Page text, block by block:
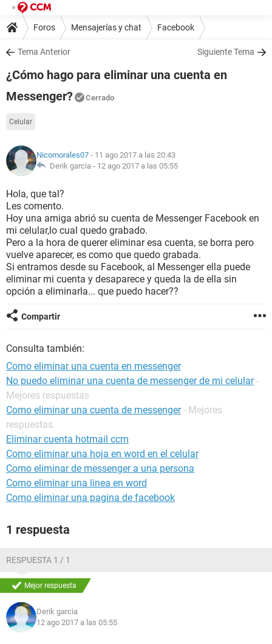
Foros Mensajerías y chat Facebook
Tema Anterior Siguiente Tema
¿Cómo hago para eliminar una cuenta en
Messenger?
Cerrado
Celular
Nicomorales07 - 11 ago 2017 a las 20:43
Derik garcia - 12 ago 2017 a las 05:55
Hola, que tal?
Les comento.
Hoy una amiga abrió su cuenta de Messenger Facebook en
mi celular,lo cual quedo grabado.
Pero a la hora de querer eliminar esa cuenta, se borra pero
vuelve aparecer, es como que quedo grabada.
Si entramos desde su Facebook, al Messenger ella puede
eliminar mi cuenta y desaparece y queda la de ella sin
opción a eliminarla... que puedo hacer??
Compartir
Consulta también:
Como eliminar una cuenta en messenger
No puedo eliminar una cuenta de messenger de mi celular -
Mejores respuestas
Como eliminar una cuenta de messenger - Mejores
respuestas
Eliminar cuenta hotmail ccm
Como eliminar una hoja en word en el celular
Como eliminar de messenger a una persona
Como eliminar una linea en word
Como eliminar una pagina de facebook
1 respuesta
RESPUESTA 1 / 1
Mejor respuesta
Derik garcia
12 ago 2017 a las 05:55